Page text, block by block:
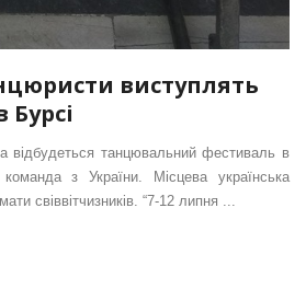
виступлять
Бурсі
відбудеться танцювальний фестиваль в
з України. Місцева українська
свіввітчизників. “7-12 липня ...